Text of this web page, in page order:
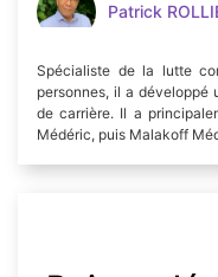
Patrick
Spécialiste de la lutte
personnes, il a développé
de carrière. Il a
Médéric, puis Malakoff